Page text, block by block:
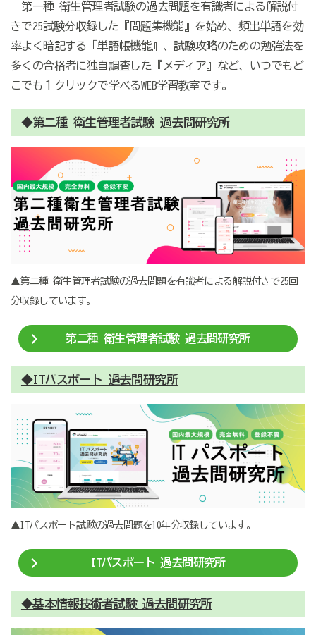
第一種 衛生管理者試験の過去問題を有識者による解説付
きで25試験分収録した『問題集機能』を始め、頻出単語を効
率よく暗記する『単語帳機能』、試験攻略のための勉強法を
多くの合格者に独自調査した『メディア』など、いつでもど
こでも１クリックで学べるWEB学習教室です。
◆第二種 衛生管理者試験 過去問研究所
▲第二種 衛生管理者試験の過去問題を有識者による解説付きで25回
分収録しています。
第二種 衛生管理者試験 過去問研究所
◆ITパスポート 過去問研究所
▲ITパスポート試験の過去問題を10年分収録しています。
ITパスポート 過去問研究所
◆基本情報技術者試験 過去問研究所